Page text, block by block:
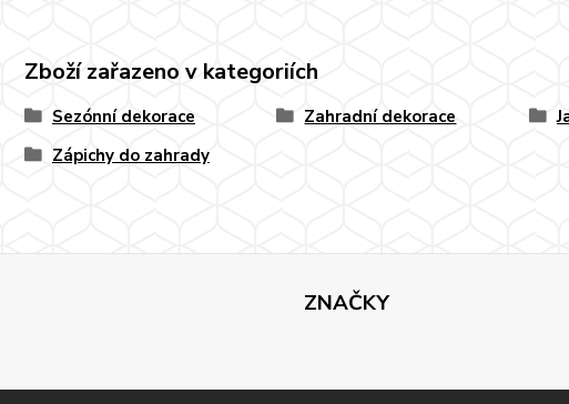
Zboží zařazeno v kategoriích
Sezónní dekorace Zahradní dekorace
Zápichy do zahrady
ZNAČKY